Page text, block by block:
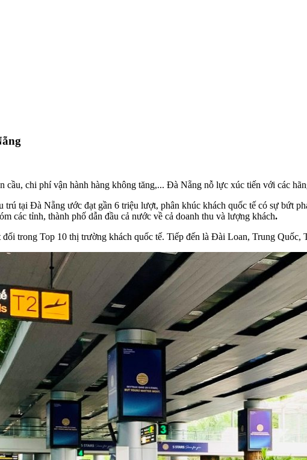
chi phí vận hành hàng không tăng,... Đà Nẵng nỗ lực xúc tiến với các
tại Đà Nẵng ước đạt gần 6 triệu lượt, phân khúc khách quốc tế có sự bứt
các tỉnh, thành phố dẫn đầu cả nước về cả doanh thu và lượng khách.
trong Top 10 thị trường khách quốc tế. Tiếp đến là Đài Loan, Trung